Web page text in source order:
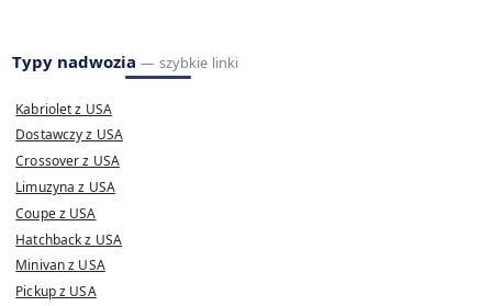
Typy nadwozia— szybkie linki
Kabriolet z USA
Dostawczy z USA
Crossover z USA
Limuzyna z USA
Coupe z USA
Hatchback z USA
Minivan z USA
Pickup z USA